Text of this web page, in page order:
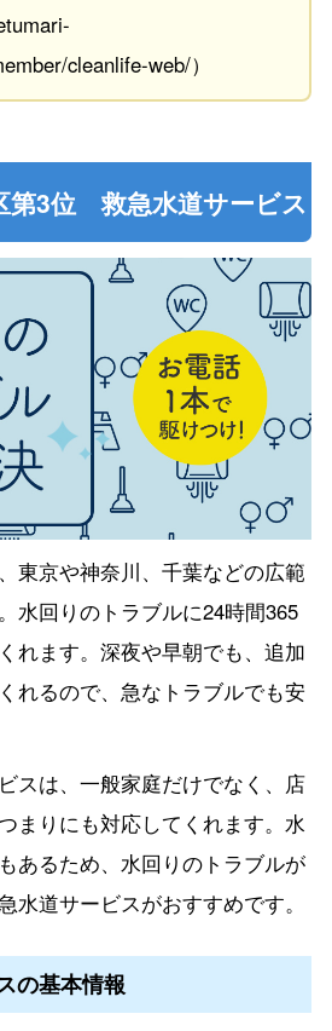
cleanlife-web/）
第3位 救急水道サービス
東京や神奈川、千葉などの広範
水回りのトラブルに24時間365
れます。深夜や早朝でも、追加
れるので、急なトラブルでも安
スは、一般家庭だけでなく、店
まりにも対応してくれます。水
あるため、水回りのトラブルが
水道サービスがおすすめです。
の基本情報